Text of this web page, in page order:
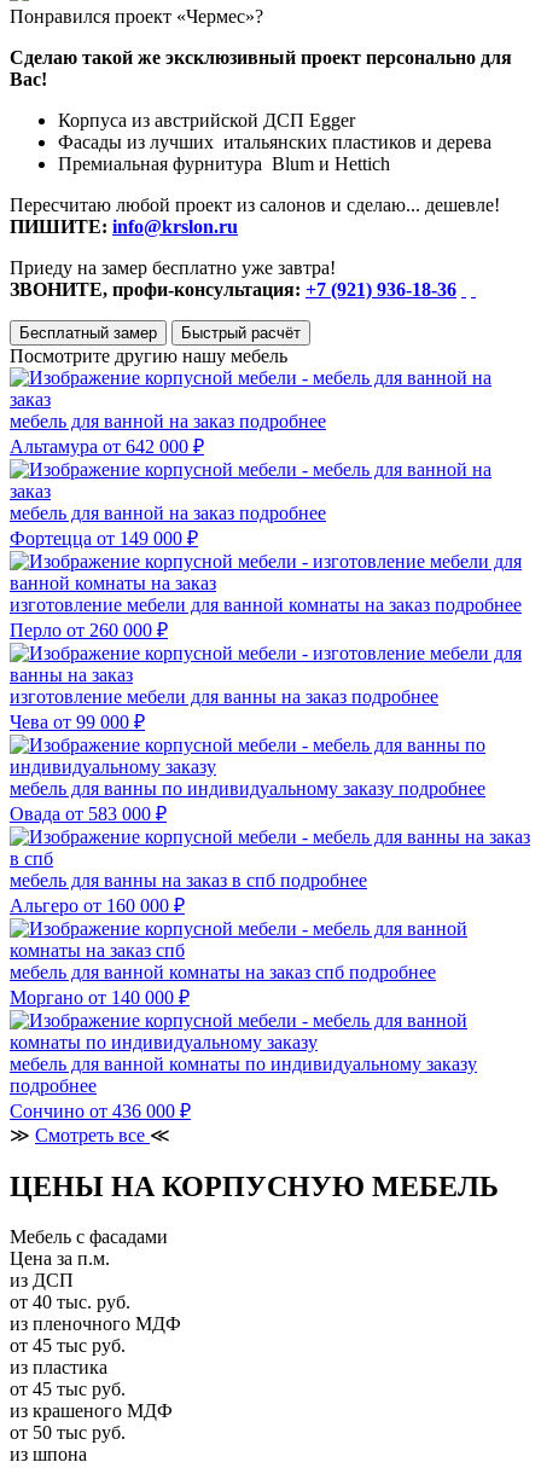
Понравился проект «Чермес»?
Сделаю такой же эксклюзивный проект персонально для
Вас!
Корпуса из австрийской ДСП Egger
Фасады из лучших итальянских пластиков и дерева
Премиальная фурнитура Blum и Hettich
Пересчитаю любой проект из салонов и сделаю... дешевле!
ПИШИТЕ: info@krslon.ru
Приеду на замер бесплатно уже завтра!
ЗВОНИТЕ, профи-консультация: +7 (921) 936-18-36
Бесплатный замер Быстрый расчёт
Посмотрите другию нашу мебель
мебель для ванной на заказ подробнее
Альтамура от 642 000 ₽
мебель для ванной на заказ подробнее
Фортецца от 149 000 ₽
изготовление мебели для ванной комнаты на заказ подробнее
Перло от 260 000 ₽
изготовление мебели для ванны на заказ подробнее
Чева от 99 000 ₽
мебель для ванны по индивидуальному заказу подробнее
Овада от 583 000 ₽
мебель для ванны на заказ в спб подробнее
Альгеро от 160 000 ₽
мебель для ванной комнаты на заказ спб подробнее
Моргано от 140 000 ₽
мебель для ванной комнаты по индивидуальному заказу
подробнее
Сончино от 436 000 ₽
≫ Смотреть все ≪
ЦЕНЫ НА КОРПУСНУЮ МЕБЕЛЬ
Мебель с фасадами
Цена за п.м.
из ДСП
от 40 тыс. руб.
из пленочного МДФ
от 45 тыс руб.
из пластика
от 45 тыс руб.
из крашеного МДФ
от 50 тыс руб.
из шпона